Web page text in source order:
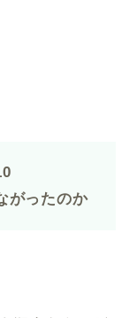
がったのか